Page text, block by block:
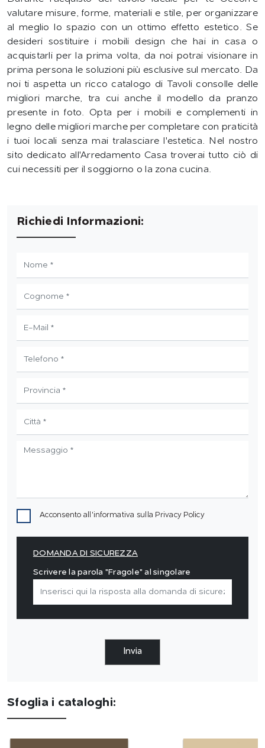
valutare misure, forme, materiali e stile, per organizzare
al meglio lo spazio con un ottimo effetto estetico. Se
desideri sostituire i mobili design che hai in casa o
acquistarli per la prima volta, da noi potrai visionare in
prima persona le soluzioni più esclusive sul mercato. Da
noi ti aspetta un ricco catalogo di Tavoli consolle delle
migliori marche, tra cui anche il modello da pranzo
presente in foto. Opta per i mobili e complementi in
legno delle migliori marche per completare con praticità
i tuoi locali senza mai tralasciare l'estetica. Nel nostro
sito dedicato all'Arredamento Casa troverai tutto ciò di
cui necessiti per il soggiorno o la zona cucina.
Richiedi Informazioni:
Acconsento all'informativa sulla Privacy Policy
DOMANDA DI SICUREZZA
Scrivere la parola "Fragole" al singolare
Invia
Sfoglia i cataloghi: